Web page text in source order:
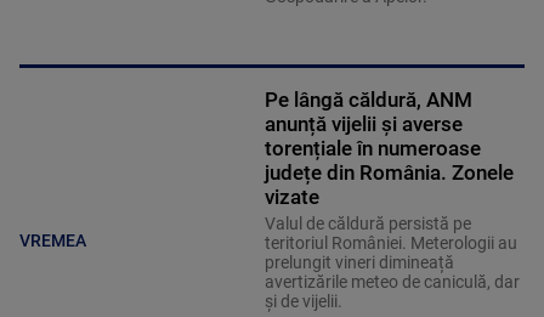
VREMEA
Pe lângă căldură, ANM
anunță vijelii și averse
torențiale în numeroase
județe din România. Zonele
vizate
Valul de căldură persistă pe
teritoriul României. Meterologii au
prelungit vineri dimineață
avertizările meteo de caniculă, dar
și de vijelii.